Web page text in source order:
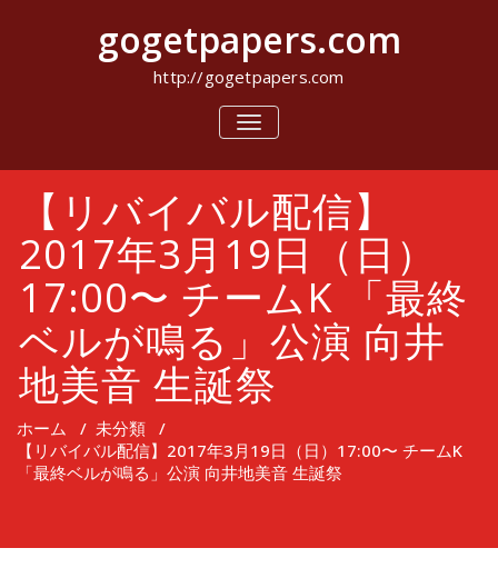
キ
gogetpapers.com
http://gogetpapers.com
ナ
ビ
シ
ョ
ン
を
切
り
【リバイバル配信】
2017年3月19日（日）
17:00〜 チームK 「最終
ベルが鳴る」公演 向井
地美音 生誕祭
ホーム / 未分類 /
【リバイバル配信】2017年3月19日（日）17:00〜 チームK
「最終ベルが鳴る」公演 向井地美音 生誕祭